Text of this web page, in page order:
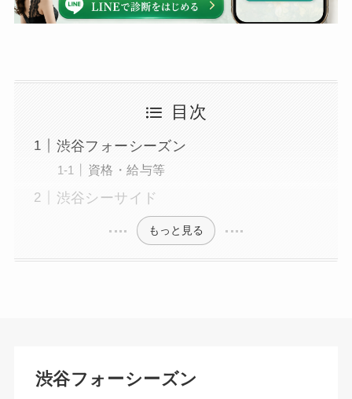
目次
渋谷フォーシーズン
資格・給与等
渋谷シーサイド
もっと見る
渋谷フォーシーズン